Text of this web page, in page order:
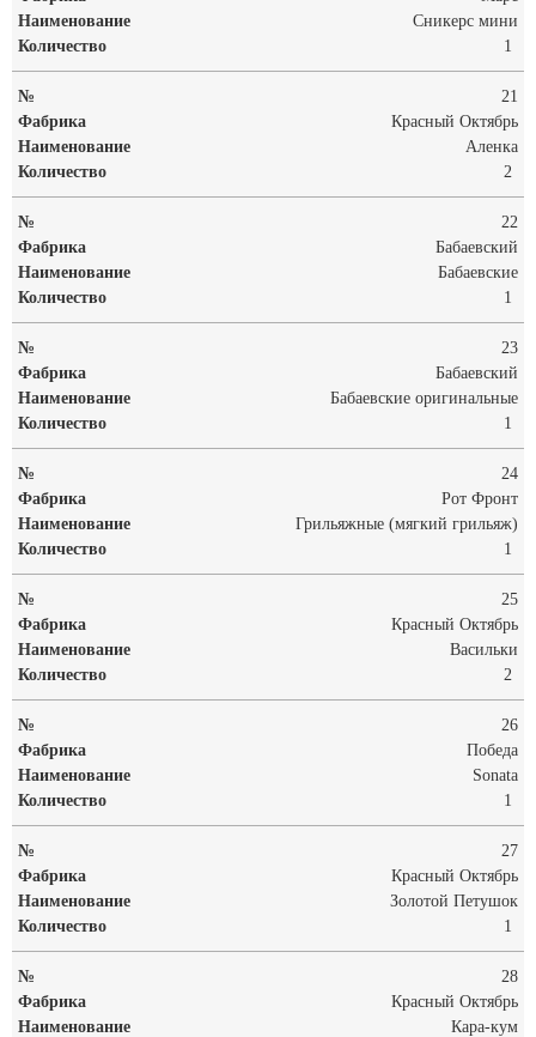
Сникерс мини
1
21
Красный Октябрь
Аленка
2
22
Бабаевский
Бабаевские
1
23
Бабаевский
Бабаевские оригинальные
1
24
Рот Фронт
Грильяжные (мягкий грильяж)
1
25
Красный Октябрь
Васильки
2
26
Победа
Sonata
1
27
Красный Октябрь
Золотой Петушок
1
28
Красный Октябрь
Кара-кум